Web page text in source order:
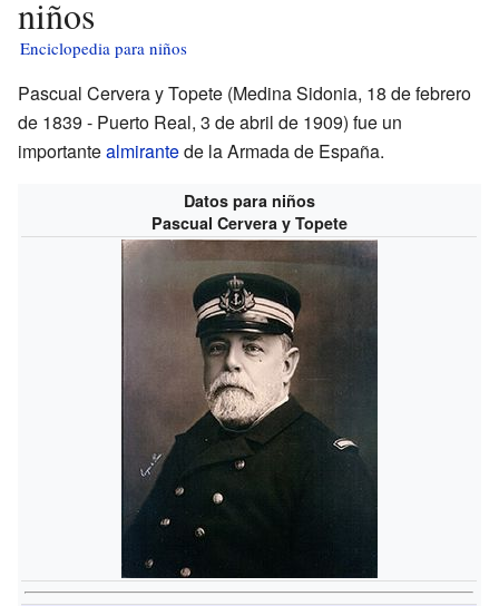
niños
Enciclopedia para niños
Pascual Cervera y Topete (Medina Sidonia, 18 de febrero
de 1839 - Puerto Real, 3 de abril de 1909) fue un
importantealmirantede la Armada de España.
Datos para niños
Pascual Cervera y Topete